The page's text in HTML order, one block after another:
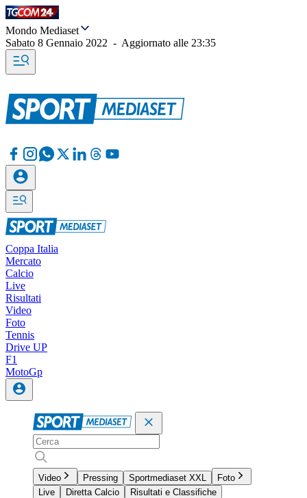
Mondo Mediaset
Sabato 8 Gennaio 2022 - Aggiornato alle 23:35
Coppa Italia
Mercato
Calcio
Live
Risultati
Video
Foto
Tennis
Drive UP
F1
MotoGp
Video Pressing Sportmediaset XXL
Foto
Live
Diretta Calcio
Risultati e Classifiche